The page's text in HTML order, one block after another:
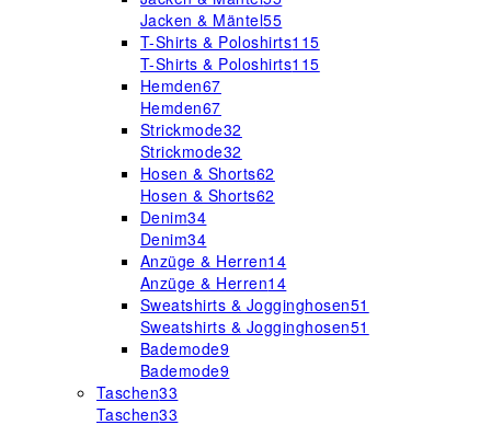
Jacken & Mäntel55
T-Shirts & Poloshirts115
T-Shirts & Poloshirts115
Hemden67
Hemden67
Strickmode32
Strickmode32
Hosen & Shorts62
Hosen & Shorts62
Denim34
Denim34
Anzüge & Herren14
Anzüge & Herren14
Sweatshirts & Jogginghosen51
Sweatshirts & Jogginghosen51
Bademode9
Bademode9
Taschen33
Taschen33